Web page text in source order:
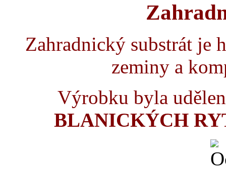
Zahradnický substrát je
zeminy a
Výrobku byla
BLANICKÝCH